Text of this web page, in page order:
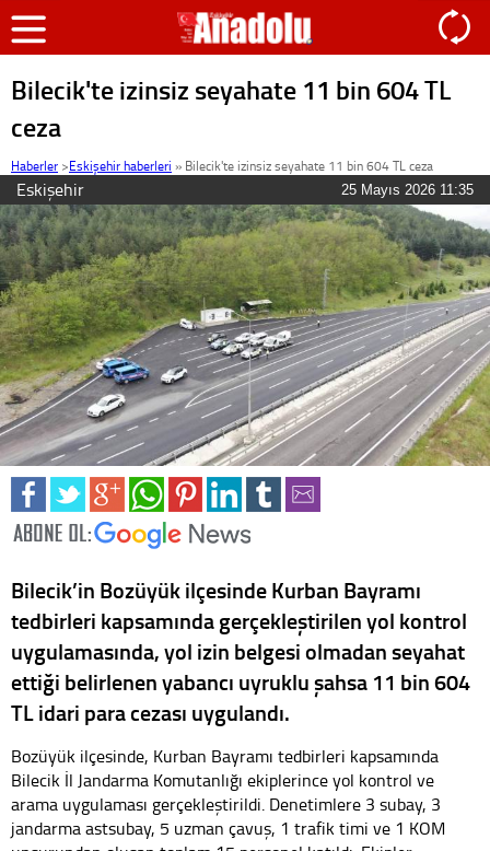
Bilecik'te izinsiz seyahate 11 bin 604 TL
ceza
Haberler >Eskişehir haberleri » Bilecik'te izinsiz seyahate 11 bin 604 TL ceza
Eskişehir 25 Mayıs 2026 11:35
Bilecik’in Bozüyük ilçesinde Kurban Bayramı
tedbirleri kapsamında gerçekleştirilen yol kontrol
uygulamasında, yol izin belgesi olmadan seyahat
ettiği belirlenen yabancı uyruklu şahsa 11 bin 604
TL idari para cezası uygulandı.
Bozüyük ilçesinde, Kurban Bayramı tedbirleri kapsamında
Bilecik İl Jandarma Komutanlığı ekiplerince yol kontrol ve
arama uygulaması gerçekleştirildi. Denetimlere 3 subay, 3
jandarma astsubay, 5 uzman çavuş, 1 trafik timi ve 1 KOM